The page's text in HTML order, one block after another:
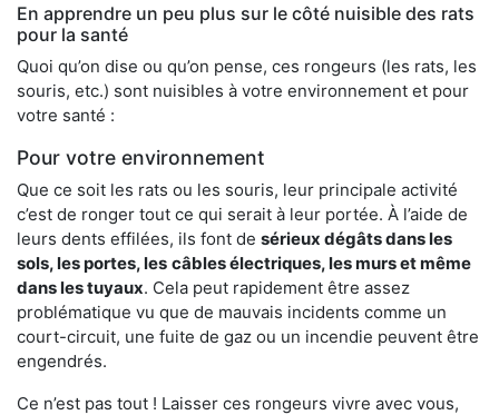
En apprendre un peu plus sur le côté nuisible des rats
pour la santé
Quoi qu’on dise ou qu’on pense, ces rongeurs (les rats, les
souris, etc.) sont nuisibles à votre environnement et pour
votre santé :
Pour votre environnement
Que ce soit les rats ou les souris, leur principale activité
c’est de ronger tout ce qui serait à leur portée. À l’aide de
leurs dents effilées, ils font de sérieux dégâts dans les
sols, les portes, les câbles électriques, les murs et même
dans les tuyaux. Cela peut rapidement être assez
problématique vu que de mauvais incidents comme un
court-circuit, une fuite de gaz ou un incendie peuvent être
engendrés.
Ce n’est pas tout ! Laisser ces rongeurs vivre avec vous,